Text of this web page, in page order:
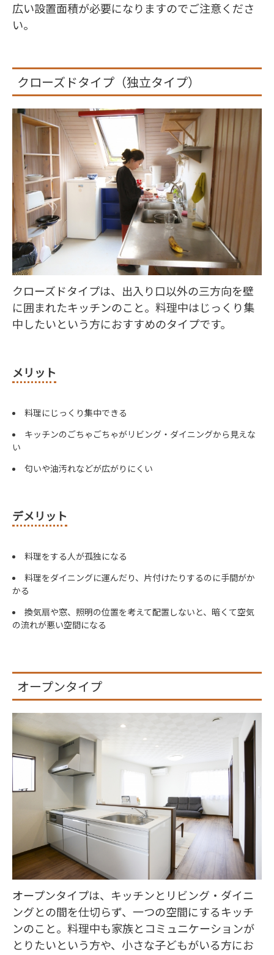
広い設置面積が必要になりますのでご注意くださ
い。
クローズドタイプ（独立タイプ）
クローズドタイプは、出入り口以外の三方向を壁
に囲まれたキッチンのこと。料理中はじっくり集
中したいという方におすすめのタイプです。
メリット
料理にじっくり集中できる
キッチンのごちゃごちゃがリビング・ダイニングから見えな
い
匂いや油汚れなどが広がりにくい
デメリット
料理をする人が孤独になる
料理をダイニングに運んだり、片付けたりするのに手間がか
かる
換気扇や窓、照明の位置を考えて配置しないと、暗くて空気
の流れが悪い空間になる
オープンタイプ
オープンタイプは、キッチンとリビング・ダイニ
ングとの間を仕切らず、一つの空間にするキッチ
ンのこと。料理中も家族とコミュニケーションが
とりたいという方や、小さな子どもがいる方にお